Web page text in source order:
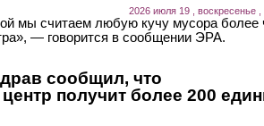
2026 июля 19 , воскресенье ,
мы считаем любую кучу мусора более
— говорится в сообщении ЭРА.
сообщил, что
получит более 200